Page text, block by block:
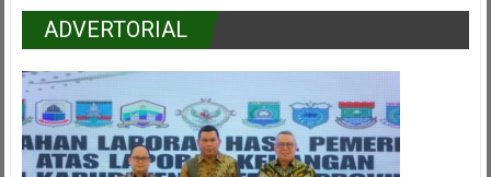
ADVERTORIAL